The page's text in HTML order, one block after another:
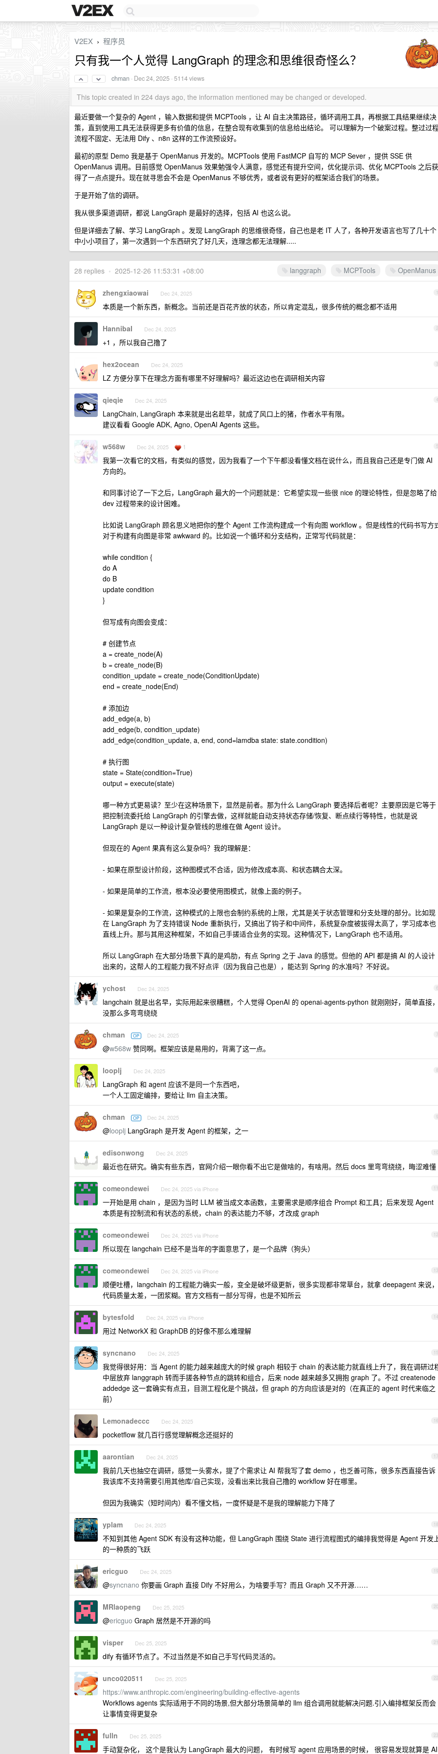
V2EX › 程序员
只有我一个人觉得 LangGraph 的理念和思维很奇怪么？
chman · Dec 24, 2025 · 5114 views
This topic created in 224 days ago, the information mentioned may be changed or developed.
最近要做一个复杂的 Agent ，输入数据和提供 MCPTools ，让 AI 自主决策路径，循环调用工具，再根据工具结果继续决
策，直到使用工具无法获得更多有价值的信息，在整合现有收集到的信息给出结论。 可以理解为一个破案过程。整过过
流程不固定、无法用 Dify 、n8n 这样的工作流预设好。
最初的原型 Demo 我是基于 OpenManus 开发的。MCPTools 使用 FastMCP 自写的 MCP Sever ，提供 SSE 供
OpenManus 调用。目前感觉 OpenManus 效果勉强令人满意，感觉还有提升空间，优化提示词、优化 MCPTools 之后获
得了一点点提升。现在就寻思会不会是 OpenManus 不够优秀，或者说有更好的框架适合我们的场景。
于是开始了信的调研。
我从很多渠道调研，都说 LangGraph 是最好的选择，包括 AI 也这么说。
但是详细去了解、学习 LangGraph 。发现 LangGraph 的思维很奇怪，自己也是老 IT 人了，各种开发语言也写了几十个
中小小项目了，第一次遇到一个东西研究了好几天，连理念都无法理解.....
langgraph MCPTools OpenManus
28 replies • 2025-12-26 11:53:31 +08:00
1
zhengxiaowai Dec 24, 2025
本质是一个新东西，新概念。当前还是百花齐放的状态，所以肯定混乱，很多传统的概念都不适用
2
HannibaI Dec 24, 2025
+1 ，所以我自己撸了
3
hex2ocean Dec 24, 2025
LZ 方便分享下在理念方面有哪里不好理解吗？最近这边也在调研相关内容
4
qieqie Dec 24, 2025
LangChain, LangGraph 本来就是出名趁早，就成了风口上的猪，作者水平有限。
建议看看 Google ADK, Agno, OpenAI Agents 这些。
5
w568w Dec 24, 2025 1
我第一次看它的文档，有类似的感觉，因为我看了一个下午都没看懂文档在说什么，而且我自己还是专门做 AI
方向的。
和同事讨论了一下之后，LangGraph 最大的一个问题就是：它希望实现一些很 nice 的理论特性，但是忽略了给
dev 过程带来的设计困难。
比如说 LangGraph 顾名思义地把你的整个 Agent 工作流构建成一个有向图 workflow 。但是线性的代码书写方
对于构建有向图是非常 awkward 的。比如说一个循环和分支结构，正常写代码就是：
while condition {
do A
do B
update condition
}
但写成有向图会变成：
# 创建节点
a = create_node(A)
b = create_node(B)
condition_update = create_node(ConditionUpdate)
end = create_node(End)
# 添加边
add_edge(a, b)
add_edge(b, condition_update)
add_edge(condition_update, a, end, cond=lamdba state: state.condition)
# 执行图
state = State(condition=True)
output = execute(state)
哪一种方式更易读？至少在这种场景下，显然是前者。那为什么 LangGraph 要选择后者呢？主要原因是它等于
把控制流委托给 LangGraph 的引擎去做，这样就能自动支持状态存储/恢复、断点续行等特性，也就是说
LangGraph 是以一种设计复杂管线的思维在做 Agent 设计。
但现在的 Agent 果真有这么复杂吗？我的理解是：
- 如果在原型设计阶段，这种图模式不合适，因为修改成本高、和状态耦合太深。
- 如果是简单的工作流，根本没必要使用图模式，就像上面的例子。
- 如果是复杂的工作流，这种模式的上限也会制约系统的上限，尤其是关于状态管理和分支处理的部分。比如现
在 LangGraph 为了支持错误 Node 重新执行，又搞出了钩子和中间件，系统复杂度被拔得太高了，学习成本也
直线上升。那与其用这种框架，不如自己手搓适合业务的实现。这种情况下，LangGraph 也不适用。
所以 LangGraph 在大部分场景下真的是鸡肋，有点 Spring 之于 Java 的感觉。但他的 API 都是搞 AI 的人设计
出来的，这帮人的工程能力我不好点评（因为我自己也是），能达到 Spring 的水准吗？不好说。
6
ychost Dec 24, 2025
langchain 就是出名早，实际用起来很糟糕，个人觉得 OpenAI 的 openai-agents-python 就刚刚好，简单直接
没那么多弯弯绕绕
7
chman OP Dec 24, 2025
@w568w 赞同啊。框架应该是易用的，背离了这一点。
8
looplj Dec 24, 2025
LangGraph 和 agent 应该不是同一个东西吧，
一个人工固定编排，要给让 llm 自主决策。
9
chman OP Dec 24, 2025
@looplj LangGraph 是开发 Agent 的框架，之一
10
edisonwong Dec 24, 2025
最近也在研究。确实有些东西，官网介绍一眼你看不出它是做啥的，有啥用。然后 docs 里弯弯绕绕，晦涩难懂
11
comeondewei Dec 24, 2025 via iPhone
一开始是用 chain ，是因为当时 LLM 被当成文本函数，主要需求是顺序组合 Prompt 和工具；后来发现 Agent
本质是有控制流和有状态的系统，chain 的表达能力不够，才改成 graph
12
comeondewei Dec 24, 2025 via iPhone
所以现在 langchain 已经不是当年的字面意思了，是一个品牌（狗头）
13
comeondewei Dec 24, 2025 via iPhone
顺便吐槽，langchain 的工程能力确实一般，变全是破坏级更新，很多实现都非常草台，就拿 deepagent 来说，
代码质量太差，一团浆糊。官方文档有一部分写得，也是不知所云
14
bytesfold Dec 24, 2025 via iPhone
用过 NetworkX 和 GraphDB 的好像不那么难理解
15
syncnano Dec 24, 2025
我觉得很好用：当 Agent 的能力越来越庞大的时候 graph 相较于 chain 的表达能力就直线上升了，我在调研过
中层放弃 langgraph 转而手搓各种节点的跳转和组合，后来 node 越来越多又拥抱 graph 了。不过 createnode
addedge 这一套确实有点丑，目测工程化是个挑战，但 graph 的方向应该是对的（在真正的 agent 时代来临之
前）
16
Lemonadeccc Dec 24, 2025
pocketflow 就几百行感觉理解概念还挺好的
17
aarontian Dec 24, 2025
我前几天也抽空在调研，感觉一头雾水，提了个需求让 AI 帮我写了套 demo ，也乏善可陈，很多东西直接告诉
我该库不支持需要引用其他库/自己实现，没看出来比我自己撸的 workflow 好在哪里。
但因为我确实（短时间内）看不懂文档，一度怀疑是不是我的理解能力下降了
18
yplam Dec 24, 2025
不知到其他 Agent SDK 有没有这种功能，但 LangGraph 围绕 State 进行流程图式的编排我觉得是 Agent 开发
的一种质的飞跃
19
ericguo Dec 24, 2025
@syncnano 你要画 Graph 直接 Dify 不好用么，为啥要手写？而且 Graph 又不开源……
20
MRlaopeng Dec 25, 2025
@ericguo Graph 居然是不开源的吗
21
visper Dec 25, 2025
dify 有循环节点了。不过当然是不如自己手写代码灵活的。
22
unco020511 Dec 25, 2025
https://www.anthropic.com/engineering/building-effective-agents
Workflows agents 实际适用于不同的场景,但大部分场景简单的 llm 组合调用就能解决问题.引入编排框架反而会
让事情变得更复杂
23
fulln Dec 25, 2025
手动复杂化， 这个是我认为 LangGraph 最大的问题， 有时候写 agent 应用场景的时候， 很容易发现就算是 AI